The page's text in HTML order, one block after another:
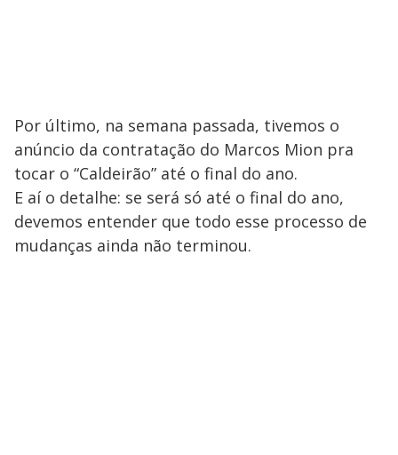
Por último, na semana passada, tivemos o
anúncio da contratação do Marcos Mion pra
tocar o “Caldeirão” até o final do ano.
E aí o detalhe: se será só até o final do ano,
devemos entender que todo esse processo de
mudanças ainda não terminou.